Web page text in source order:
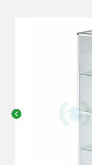
chevron_left